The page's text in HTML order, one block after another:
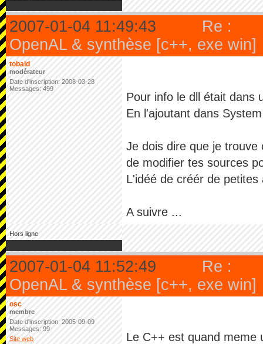
2007-01-04 11:49:43
Re :
OpenAL & synthèse [c++, exe win]
tobald
modérateur
Date d'inscription: 2008-03-28
Messages: 499
Pour info le dll était dans
En l'ajoutant dans
Je dois dire que je
de modifier tes sources
L'idéé de créér de
A suivre ...
Hors ligne
2007-01-04 11:52:49
Re :
OpenAL & synthèse [c++, exe win]
osc
membre
Date d'inscription: 2005-09-09
Messages: 99
Site web
Le C++ est quand